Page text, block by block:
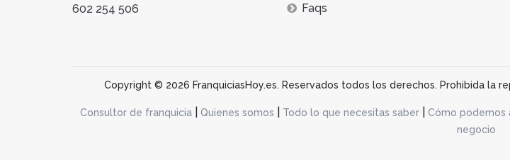
602 254 506
Faqs
Copyright © 2026 FranquiciasHoy.es. Reservados todos los derechos. Prohibida
Consultor de franquicia| Quienes somos Todo lo que necesitas saber| Cómo podemos
negocio